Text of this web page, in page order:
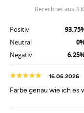
berechnet aus 3
Positiv
Neutral
Negativ
16.06.2026
Farbe genau wie ich es